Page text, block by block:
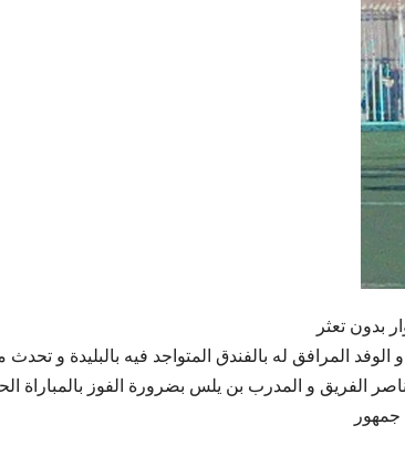
بدون تعثر
المرافق له بالفندق المتواجد فيه بالبليدة و تحدث
الفريق و المدرب بن يلس بضرورة الفوز بالمباراة